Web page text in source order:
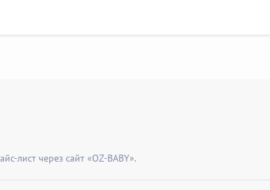
лист через сайт «OZ-BABY».